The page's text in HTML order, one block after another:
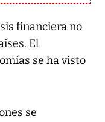
financiera no
El
se ha visto
se